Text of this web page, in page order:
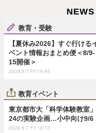
教育・受験
【夏休み2026】すぐ行ける
ベント情報おまとめ便＜8/9-
15開催＞
2026.8.7 Fri 19:45
教育イベント
東京都市大「科学体験教室」
24の実験企画…小中向け9/6
2026.8.7 Fri 18:15